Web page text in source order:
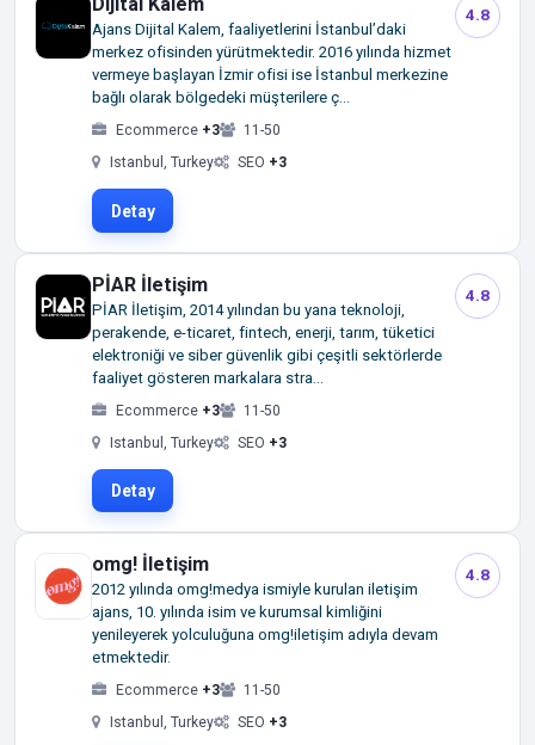
Dijital Kalem
Ajans Dijital Kalem, faaliyetlerini İstanbul’daki
merkez ofisinden yürütmektedir. 2016 yılında hizmet
vermeye başlayan İzmir ofisi ise İstanbul merkezine
bağlı olarak bölgedeki müşterilere ç...
Ecommerce +3
11-50
Istanbul, Turkey
SEO +3
Detay
4.8
PİAR İletişim
PİAR İletişim, 2014 yılından bu yana teknoloji,
perakende, e-ticaret, fintech, enerji, tarım, tüketici
elektroniği ve siber güvenlik gibi çeşitli sektörlerde
faaliyet gösteren markalara stra...
Ecommerce +3
11-50
Istanbul, Turkey
SEO +3
Detay
4.8
omg! İletişim
2012 yılında omg!medya ismiyle kurulan iletişim
ajans, 10. yılında isim ve kurumsal kimliğini
yenileyerek yolculuğuna omg!iletişim adıyla devam
etmektedir.
Ecommerce +3
11-50
Istanbul, Turkey
SEO +3
4.8